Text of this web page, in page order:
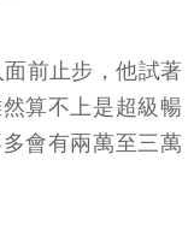
前止步，他試著
算不上是超級暢
會有兩萬至三萬